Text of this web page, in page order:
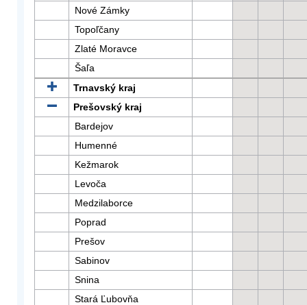
Nové Zámky
Topoľčany
Zlaté Moravce
Šaľa
Trnavský kraj
Prešovský kraj
Bardejov
Humenné
Kežmarok
Levoča
Medzilaborce
Poprad
Prešov
Sabinov
Snina
Stará Ľubovňa